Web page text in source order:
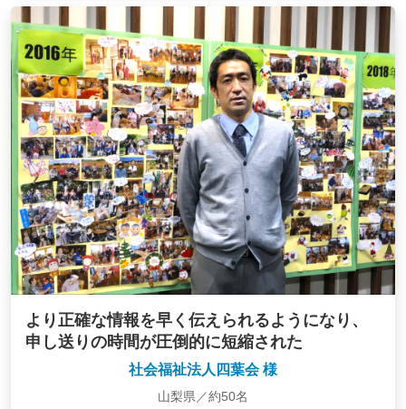
より正確な情報を早く伝えられるようになり、
申し送りの時間が圧倒的に短縮された
社会福祉法人四葉会 様
山梨県／約50名